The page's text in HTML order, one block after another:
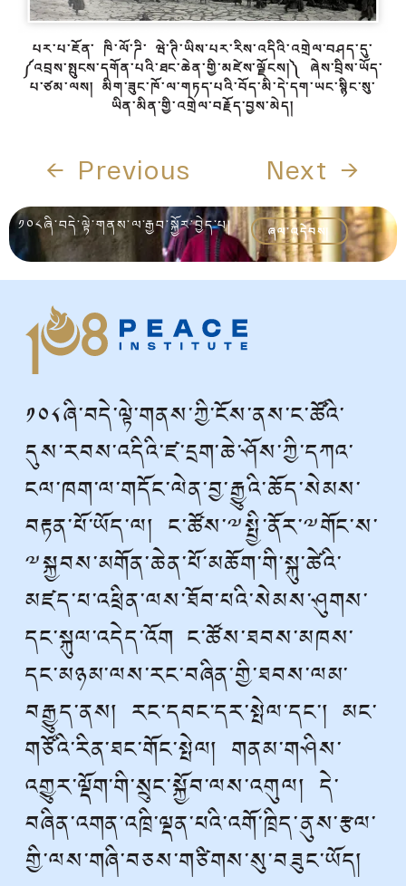
པར་པ་ཇོན་ ཁི་ལོ་ཌི་ ཝེ་ཊི་ཡིས་པར་རིས་འདིའི་འགྲེལ་བཤད་དུ་
༼འབྲས་སྤུངས་དགོན་པའི་ཐང་ཆེན་གྱི་མཛེས་ལྗོངས།༽ ཞེས་བྲིས་ཡོད་
པ་ཙམ་ལས། མིག་ཟུང་ཁོ་ལ་གཏད་པའི་བོད་མི་དེ་དག་ཡང་སྙིང་སུ་
ཡིན་མིན་གྱི་འགྲེལ་བརྗོད་བྱས་མེད།
← Previous Next →
༡༠༨ཞི་བདེ་ལྟེ་གནས་ལ་རྒྱབ་སྐྱོར་བྱེད་པ། ཞལ་འདེབས།
༡༠༨ཞི་བདེ་ལྟེ་གནས་ཀྱི་ངོས་ནས་ང་ཚོའི་
དུས་རབས་འདིའི་ཛ་དྲག་ཆེ་ཤོས་ཀྱི་དཀའ་
ངལ་ཁག་ལ་གདོང་ལེན་བྱ་རྒྱུའི་ཆོད་སེམས་
བརྟན་པོ་ཡོད་ལ། ང་ཚོས་༸སྤྱི་ནོར་༸གོང་ས་
༸སྐྱབས་མགོན་ཆེན་པོ་མཆོག་གི་སྐུ་ཚེའི་
མཛད་པ་འཕྲིན་ལས་ཐོབ་པའི་སེམས་ཤུགས་
དང་སྐུལ་འདེད་འོག ང་ཚོས་ཐབས་མཁས་
དང་མཉམ་ལས་རང་བཞིན་གྱི་ཐབས་ལམ་
བརྒྱུད་ནས། རང་དབང་དར་སྤེལ་དང་། མང་
གཙོའི་རིན་ཐང་གོང་སྤེལ། གནམ་གཤིས་
འགྱུར་ལྡོག་གི་སྲུང་སྐྱོབ་ལས་འགུལ། དེ་
བཞིན་འགན་འཁྲི་ལྡན་པའི་འགོ་ཁྲིད་ནུས་རྩལ་
གྱི་ལས་གཞི་བཅས་གཙིགས་སུ་བཟུང་ཡོད།